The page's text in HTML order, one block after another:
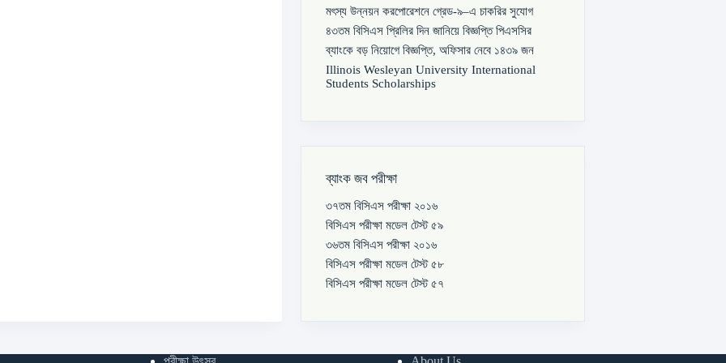
মৎস্য উন্নয়ন করপোরেশনে গ্রেড-৯–এ চাকরির সুযোগ
৪৩তম বিসিএস প্রিলির দিন জানিয়ে বিজ্ঞপ্তি পিএসসির
ব্যাংকে বড় নিয়োগে বিজ্ঞপ্তি, অফিসার নেবে ১৪৩৯ জন
Illinois Wesleyan University International
Students Scholarships
ব্যাংক জব পরীক্ষা
৩৭তম বিসিএস পরীক্ষা ২০১৬
বিসিএস পরীক্ষা মডেল টেস্ট ৫৯
৩৬তম বিসিএস পরীক্ষা ২০১৬
বিসিএস পরীক্ষা মডেল টেস্ট ৫৮
বিসিএস পরীক্ষা মডেল টেস্ট ৫৭